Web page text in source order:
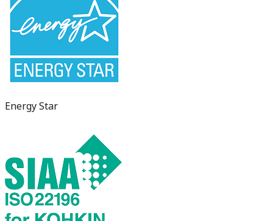
Energy Star